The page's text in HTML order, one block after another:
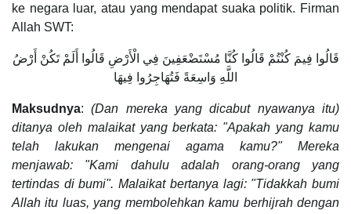
ke negara luar, atau yang mendapat suaka politik. Firman
Allah SWT:
قَالُوا فِيمَ كُنْتُمْ قَالُوا كُنَّا مُسْتَضْعَفِينَ فِي الْأَرْضِ قَالُوا أَلَمْ تَكُنْ أَرْضُ
اللَّهِ وَاسِعَةً فَتُهَاجِرُوا فِيهَا
Maksudnya:(Dan mereka yang dicabut nyawanya itu)
ditanya oleh malaikat yang berkata: "Apakah yang kamu
telah lakukan mengenai agama kamu?" Mereka
menjawab: "Kami dahulu adalah orang-orang yang
tertindas di bumi". Malaikat bertanya lagi: "Tidakkah bumi
Allah itu luas, yang membolehkan kamu berhijrah dengan